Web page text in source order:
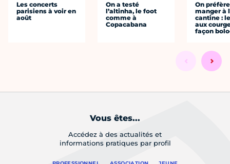
Les concerts
parisiens à voir en
août
On a testé
l’altinha, le foot
comme à
Copacabana
On préfère
manger à
cantine :
aux
façon
Vous êtes...
Accédez à des actualités et
informations pratiques par profil